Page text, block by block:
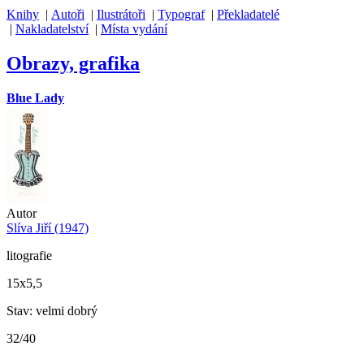
Knihy | Autoři | Ilustrátoři | Typograf| Překladatelé
| Nakladatelství| Místa vydání
Obrazy, grafika
Blue Lady
Autor
Slíva Jiří (1947)
litografie
15x5,5
Stav: velmi dobrý
32/40